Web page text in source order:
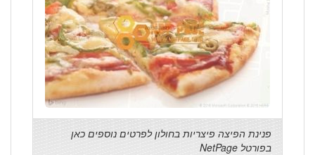
פנינת הפיצה פיצריות בחולון לפרטים נוספים כאן
בפורטל NetPage